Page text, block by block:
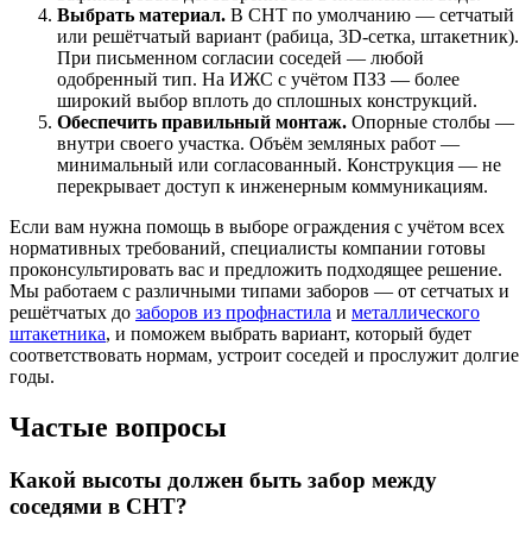
Выбрать материал. В СНТ по умолчанию — сетчатый
или решётчатый вариант (рабица, 3D-сетка, штакетник).
При письменном согласии соседей — любой
одобренный тип. На ИЖС с учётом ПЗЗ — более
широкий выбор вплоть до сплошных конструкций.
Обеспечить правильный монтаж. Опорные столбы —
внутри своего участка. Объём земляных работ —
минимальный или согласованный. Конструкция — не
перекрывает доступ к инженерным коммуникациям.
Если вам нужна помощь в выборе ограждения с учётом всех
нормативных требований, специалисты компании готовы
проконсультировать вас и предложить подходящее решение.
Мы работаем с различными типами заборов — от сетчатых и
решётчатых до заборов из профнастила и металлического
штакетника, и поможем выбрать вариант, который будет
соответствовать нормам, устроит соседей и прослужит долгие
годы.
Частые вопросы
Какой высоты должен быть забор между
соседями в СНТ?